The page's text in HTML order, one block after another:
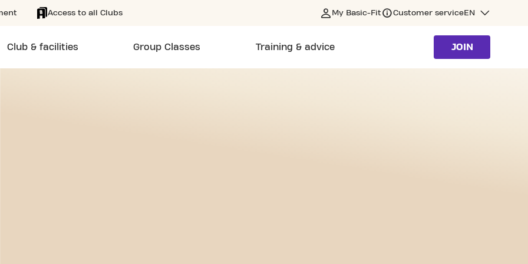
Access to all Clubs My Basic-Fit Customer serviceEN
Club & facilities Group Classes Training & advice JOIN